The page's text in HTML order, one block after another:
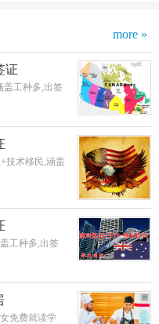
more »
证
盖工种多,出签
技术移民,涵盖
工种多,出签
免费就读学